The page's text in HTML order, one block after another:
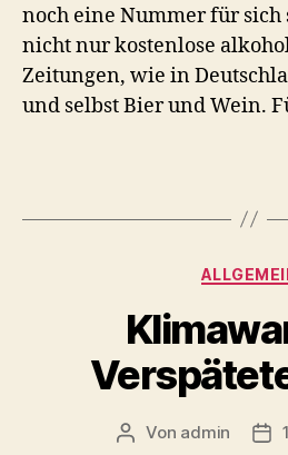
noch eine Nummer für sich
nicht nur kostenlose
Zeitungen, wie in
und selbst Bier und Wein.
Beitragsautor
Von admin